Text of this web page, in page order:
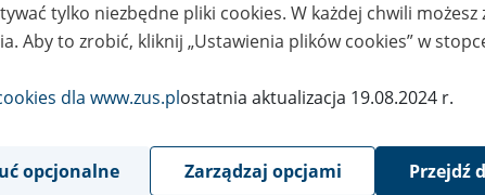
kontynuowaniu aktywności
związanych z wiekiem.
Aktywni 50+ to współpraca ZUS z
edukowania nt. systemu
działań z obszaru prewencji
W ramach inicjatywy Aktywni 50+,
tylko niezbędne pliki cookies. W każdej chwili możesz
Aby to zrobić, kliknij „Ustawienia plików cookies” w
dla www.zus.plostatnia aktualizacja 19.08.2024 r.
opcjonalne Zarządzaj opcjami Przejdź